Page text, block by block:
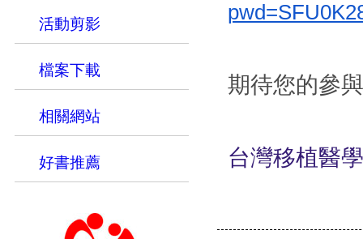
活動剪影
檔案下載
相關網站
好書推薦
期待您的參
台灣移植醫